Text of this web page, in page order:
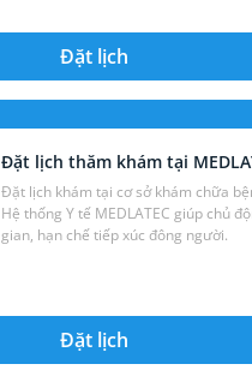
Đặt lịch
Đặt lịch thăm khám tại
Đặt lịch khám tại cơ sở khám chữa
Hệ thống Y tế MEDLATEC giúp chủ
gian, hạn chế tiếp xúc đông người.
Đặt lịch